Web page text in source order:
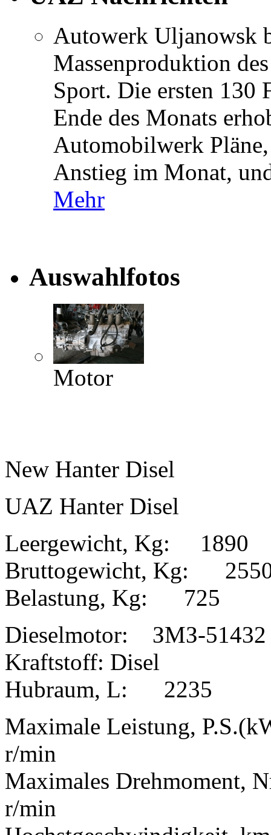
Autowerk Uljanowsk
Massenproduktion
Sport. Die ersten 130
Ende des Monats
Automobilwerk
Anstieg im Monat,
Mehr
Auswahlfotos
Motor
New Hanter Disel
UAZ Hanter Disel
Leergewicht, Kg: 1890
Bruttogewicht, Kg:
Belastung, Kg: 725
Dieselmotor: ЗМЗ-51432
Kraftstoff: Disel
Hubraum, L: 2235
Maximale Leistung,
r/min
Maximales
r/min